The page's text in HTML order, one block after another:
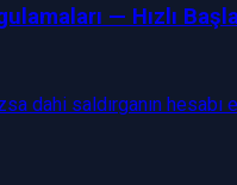
— Hızlı
dahi saldırganın hesabı